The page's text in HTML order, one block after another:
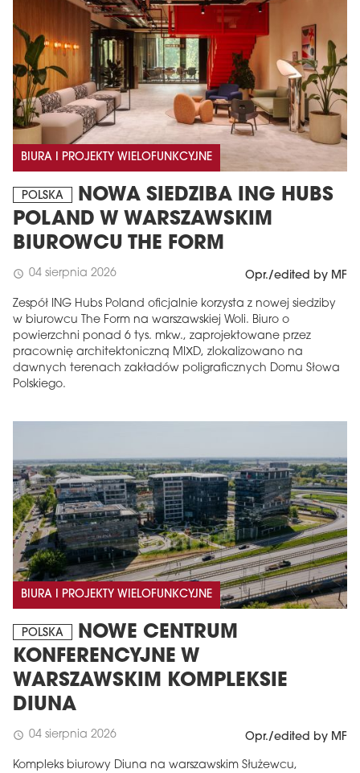
BIURA I PROJEKTY WIELOFUNKCYJNE
POLSKA
NOWA SIEDZIBA ING HUBS
POLAND W WARSZAWSKIM
BIUROWCU THE FORM
schedule 04 sierpnia 2026 Opr./edited by MF
Zespół ING Hubs Poland oficjalnie korzysta z nowej siedziby
w biurowcu The Form na warszawskiej Woli. Biuro o
powierzchni ponad 6 tys. mkw., zaprojektowane przez
pracownię architektoniczną MIXD, zlokalizowano na
dawnych terenach zakładów poligraficznych Domu Słowa
Polskiego.
BIURA I PROJEKTY WIELOFUNKCYJNE
POLSKA
NOWE CENTRUM
KONFERENCYJNE W
WARSZAWSKIM KOMPLEKSIE
DIUNA
schedule 04 sierpnia 2026 Opr./edited by MF
Kompleks biurowy Diuna na warszawskim Służewcu,